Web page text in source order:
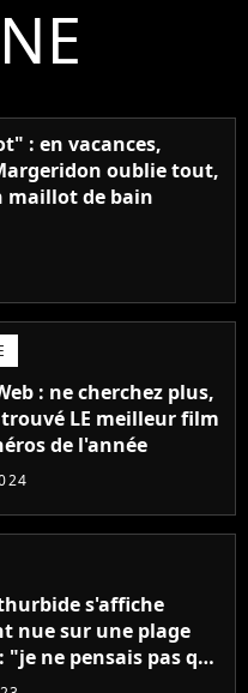
: en vacances,
oublie tout,
maillot de bain
: ne cherchez plus,
LE meilleur film
de l'année
s'affiche
nue sur une plage
ne pensais pas que
le faire..."